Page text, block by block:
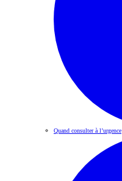
Quand consulter à l’urgence